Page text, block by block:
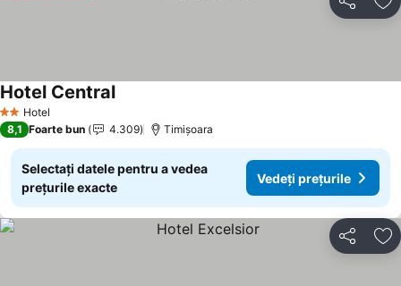
Distribuiți
2 SteleHotel
Hotel Central
8,1 Foarte bun 4.309 Timișoara
Selectați datele pentru a vedea
prețurile exacte
Vedeți prețurile
Distribuiți